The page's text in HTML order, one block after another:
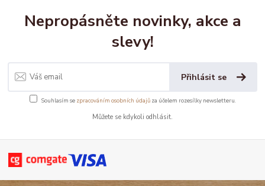
Nepropásněte novinky, akce a
slevy!
Přihlásit se
Souhlasím se zpracováním osobních údajůza účelem rozesílky newsletteru.
Můžete se kdykoli odhlásit.